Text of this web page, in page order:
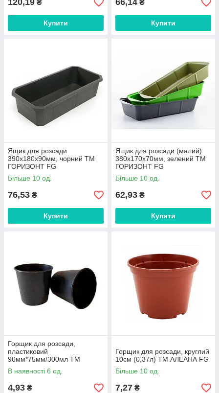
120,19 ₴
Купити
66,14 ₴
Купити
Ящик для розсади
390х180х90мм, чорний ТМ
ГОРИЗОНТ FG
Більше 10 од.
76,53 ₴
Купити
Ящик для розсади (малий)
380х170х70мм, зелений ТМ
ГОРИЗОНТ FG
Більше 10 од.
62,93 ₴
Купити
Горщик для розсади,
пластиковий
90мм*75мм/300мл ТМ
ДІФЛОН FG
В наявності 6 од.
4,93 ₴
Горщик для розсади, круглий
10см (0,37л) ТМ АЛЕАНА FG
Більше 10 од.
7,27 ₴